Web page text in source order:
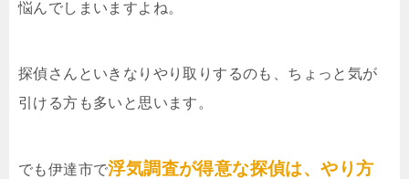
悩んでしまいますよね。
探偵さんといきなりやり取りするのも、ちょっと気が
引ける方も多いと思います。
でも伊達市で浮気調査が得意な探偵は、やり方